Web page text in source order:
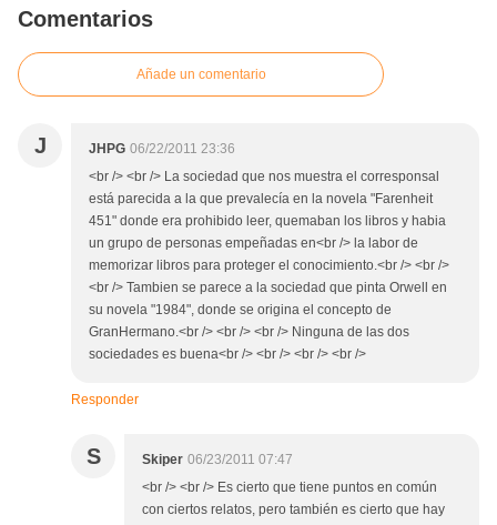
Comentarios
Añade un comentario
J JHPG 06/22/2011 23:36
<br /> <br /> La sociedad que nos muestra el corresponsal
está parecida a la que prevalecía en la novela "Farenheit
451" donde era prohibido leer, quemaban los libros y habia
un grupo de personas empeñadas en<br /> la labor de
memorizar libros para proteger el conocimiento.<br /> <br />
<br /> Tambien se parece a la sociedad que pinta Orwell en
su novela "1984", donde se origina el concepto de
GranHermano.<br /> <br /> <br /> Ninguna de las dos
sociedades es buena<br /> <br /> <br /> <br />
Responder
S Skiper 06/23/2011 07:47
<br /> <br /> Es cierto que tiene puntos en común
con ciertos relatos, pero también es cierto que hay